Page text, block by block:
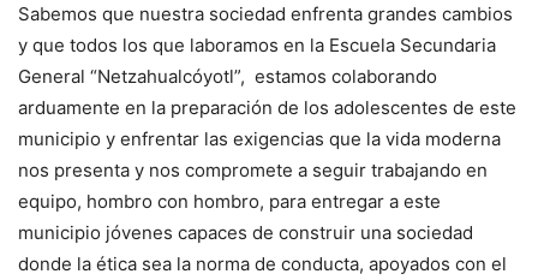
Sabemos que nuestra sociedad enfrenta grandes cambios
y que todos los que laboramos en la Escuela Secundaria
General “Netzahualcóyotl”, estamos colaborando
arduamente en la preparación de los adolescentes de este
municipio y enfrentar las exigencias que la vida moderna
nos presenta y nos compromete a seguir trabajando en
equipo, hombro con hombro, para entregar a este
municipio jóvenes capaces de construir una sociedad
donde la ética sea la norma de conducta, apoyados con el